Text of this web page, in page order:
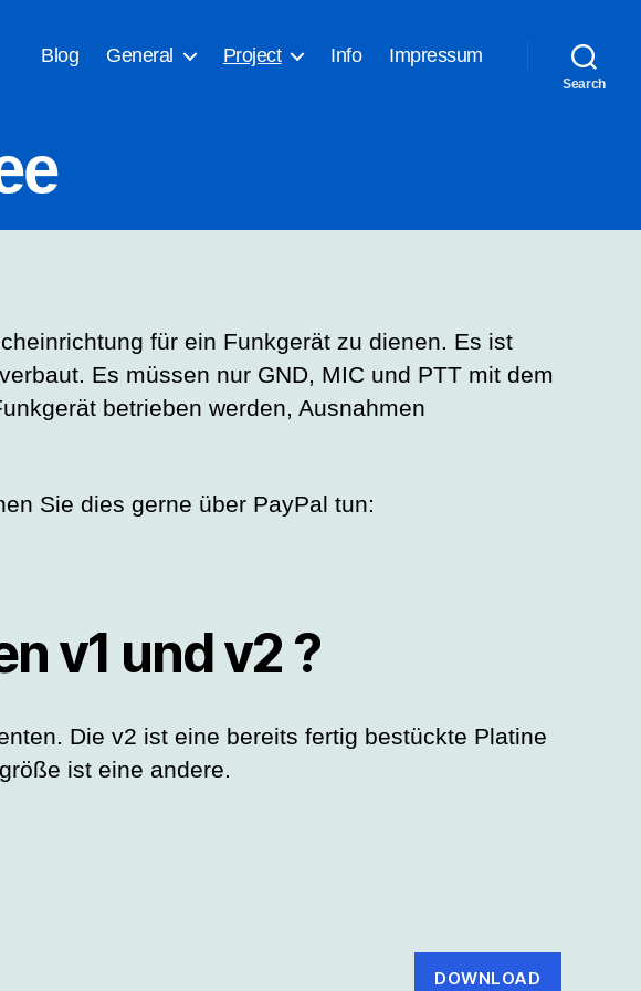
Blog General Project Info Impressum
Search
für ein Funkgerät zu dienen. Es ist
Es müssen nur GND, MIC und PTT mit dem
betrieben werden, Ausnahmen
Sie dies gerne über PayPal tun:
v1 und v2 ?
Die v2 ist eine bereits fertig bestückte Platine
ist eine andere.
DOWNLOAD